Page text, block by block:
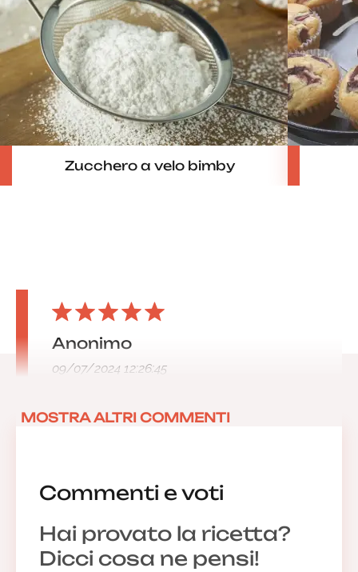
Zucchero a velo bimby
Commenti e voti
Hai provato la ricetta?
Dicci cosa ne pensi!
Anonimo
09/07/2024 12:26:45
MOSTRA ALTRI COMMENTI